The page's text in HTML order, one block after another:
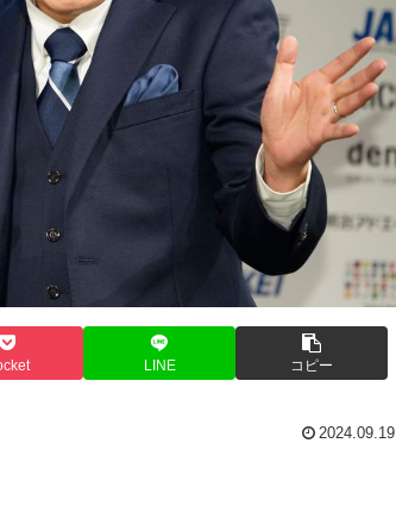
LINE コピー
2024.09.19